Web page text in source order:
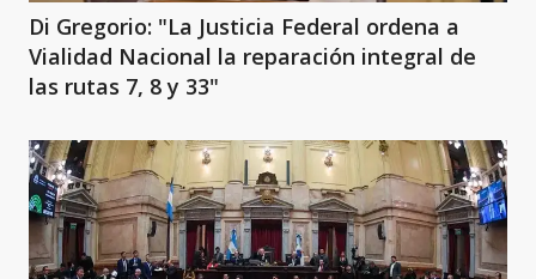
Di Gregorio: "La Justicia Federal ordena a
Vialidad Nacional la reparación integral de
las rutas 7, 8 y 33"